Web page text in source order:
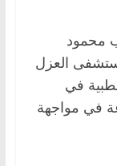
محمود
العزل
في
في مواجهة